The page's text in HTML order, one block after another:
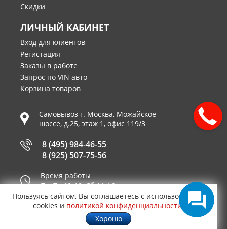
Скидки
ЛИЧНЫЙ КАБИНЕТ
Вход для клиентов
Регистация
Заказы в работе
Запрос по VIN авто
Корзина товаров
Самовывоз г. Москва, Можайское
шоссе, д.25, этаж 1, офис 119/3
8 (495) 984-46-55
8 (925) 507-75-56
Время работы
Пн-Пт 10-19, Сб 11-16
Принимаем к оплате
Пользуясь сайтом, Вы соглашаетесь с использованием
cookies и политикой конфиденциальности
Хорошо